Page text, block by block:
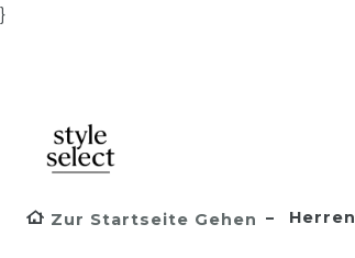
}
Zur Startseite Gehen Herren